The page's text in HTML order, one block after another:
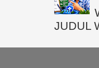
JUDUL